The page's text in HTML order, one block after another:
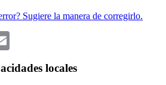
Sugiere la manera de corregirlo.
locales